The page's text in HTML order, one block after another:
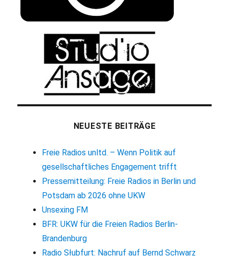
NEUESTE BEITRÄGE
Freie Radios unltd. – Wenn Politik auf
gesellschaftliches Engagement trifft
Pressemitteilung: Freie Radios in Berlin und
Potsdam ab 2026 ohne UKW
Unsexing FM
BFR: UKW für die Freien Radios Berlin-
Brandenburg
Radio Słubfurt: Nachruf auf Bernd Schwarz